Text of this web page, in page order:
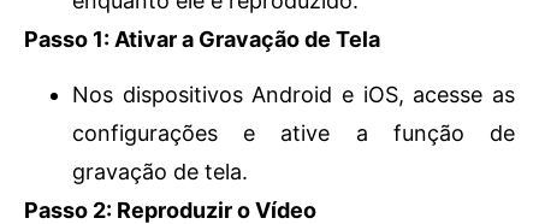
Passo 1: Ativar a Gravação de Tela
Nos dispositivos Android e iOS, acesse as
configurações e ative a função de
gravação de tela.
Passo 2: Reproduzir o Vídeo